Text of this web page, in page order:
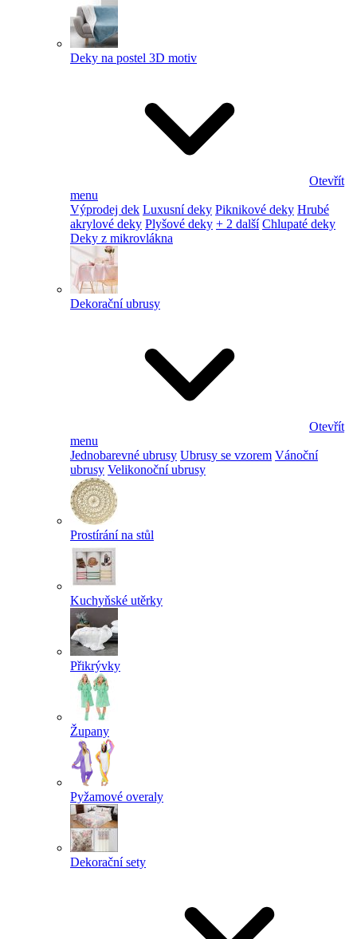
Deky na postel 3D motiv
Otevřít
menu
Výprodej dek Luxusní deky Piknikové deky Hrubé
akrylové deky Plyšové deky + 2 další Chlupaté deky
Deky z mikrovlákna
Dekorační ubrusy
Otevřít
menu
Jednobarevné ubrusy Ubrusy se vzorem Vánoční
ubrusy Velikonoční ubrusy
Prostírání na stůl
Kuchyňské utěrky
Přikrývky
Župany
Pyžamové overaly
Dekorační sety